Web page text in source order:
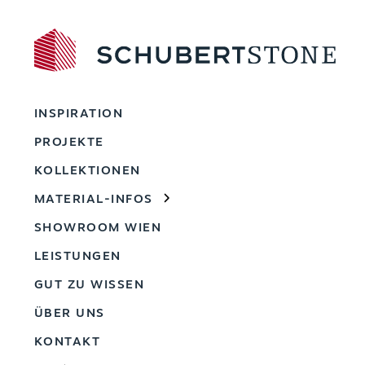
INSPIRATION
PROJEKTE
KOLLEKTIONEN
MATERIAL-INFOS
SHOWROOM WIEN
LEISTUNGEN
GUT ZU WISSEN
ÜBER UNS
KONTAKT